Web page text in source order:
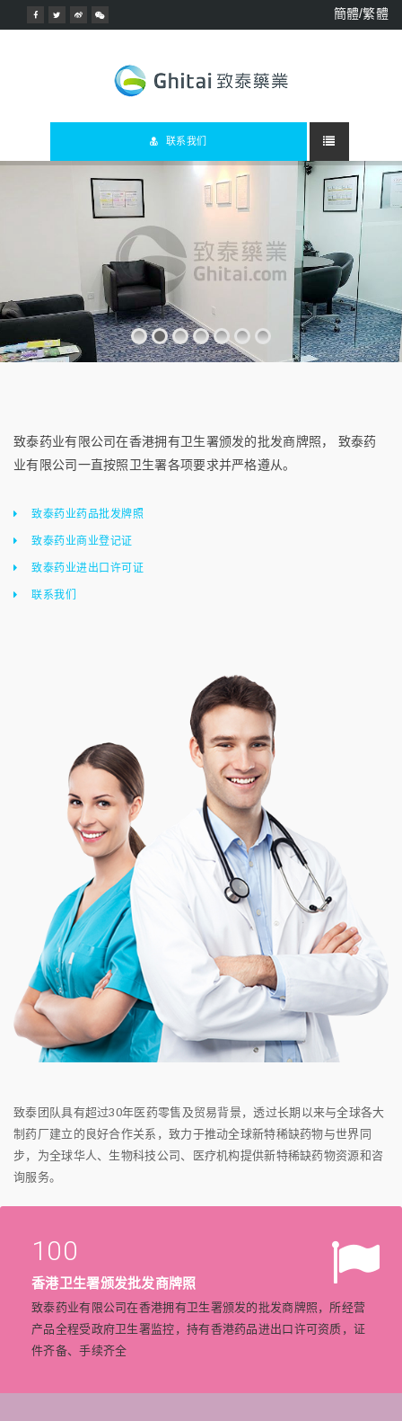
簡體/繁體
联系我们
致泰药业有限公司在香港拥有卫生署颁发的批发商牌照， 致泰药
业有限公司一直按照卫生署各项要求并严格遵从。
致泰药业药品批发牌照
致泰药业商业登记证
致泰药业进出口许可证
联系我们
致泰团队具有超过30年医药零售及贸易背景，透过长期以来与全球各大
制药厂建立的良好合作关系，致力于推动全球新特稀缺药物与世界同
步，为全球华人、生物科技公司、医疗机构提供新特稀缺药物资源和咨
询服务。
100
香港卫生署颁发批发商牌照
致泰药业有限公司在香港拥有卫生署颁发的批发商牌照，所经营
产品全程受政府卫生署监控，持有香港药品进出口许可资质，证
件齐备、手续齐全